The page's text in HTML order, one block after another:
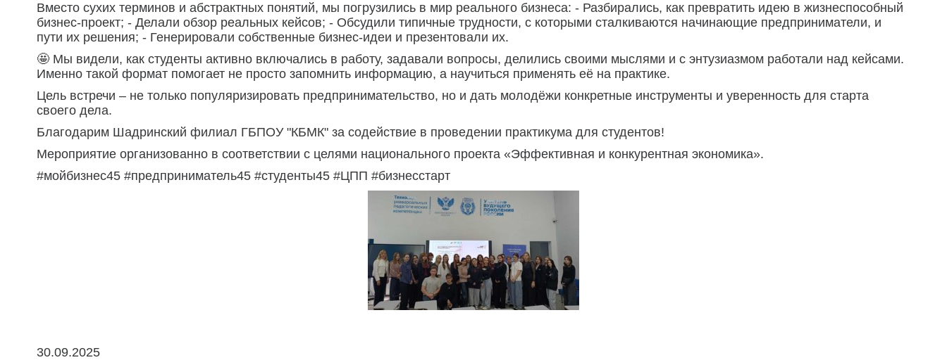
Вместо сухих терминов и абстрактных понятий, мы погрузились в мир реального бизнеса: - Разбирались, как превратить идею в жизнеспособный
бизнес-проект; - Делали обзор реальных кейсов; - Обсудили типичные трудности, с которыми сталкиваются начинающие предприниматели, и
пути их решения; - Генерировали собственные бизнес-идеи и презентовали их.
🤩 Мы видели, как студенты активно включались в работу, задавали вопросы, делились своими мыслями и с энтузиазмом работали над кейсами.
Именно такой формат помогает не просто запомнить информацию, а научиться применять её на практике.
Цель встречи – не только популяризировать предпринимательство, но и дать молодёжи конкретные инструменты и уверенность для старта
своего дела.
Благодарим Шадринский филиал ГБПОУ "КБМК" за содействие в проведении практикума для студентов!
Мероприятие организованно в соответствии с целями национального проекта «Эффективная и конкурентная экономика».
#мойбизнес45 #предприниматель45 #студенты45 #ЦПП #бизнесстарт
30.09.2025